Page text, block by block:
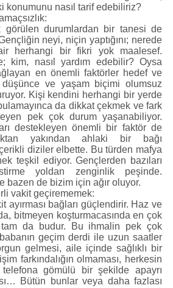
konumunu nasıl tarif edebiliriz?
görülen durumlardan bir tanesi de
neyi, niçin yaptığını; nerede
herhangi bir fikri yok maalesef.
kim, nasıl yardım edebilir? Oysa
en önemli faktörler hedef ve
ve yaşam biçimi olumsuz
Kişi kendini herhangi bir yerde
da dikkat çekmek ve fark
pek çok durum yaşanabiliyor.
destekleyen önemli bir faktör de
yakından ahlaki bir bağı
diziler elbette. Bu türden mafya
teşkil ediyor. Gençlerden bazıları
yoldan zenginlik peşinde.
bazen de bizim için ağır oluyor.
vakit geçirememek:
ayırması bağları güçlendirir. Haz ve
bitmeyen koşturmacasında en çok
da budur. Bu ihmalin pek çok
geçim derdi ile uzun saatler
gelmesi, aile içinde sağlıklı bir
farkındalığın olmaması, herkesin
gömülü bir şekilde apayrı
Bütün bunlar veya daha fazlası